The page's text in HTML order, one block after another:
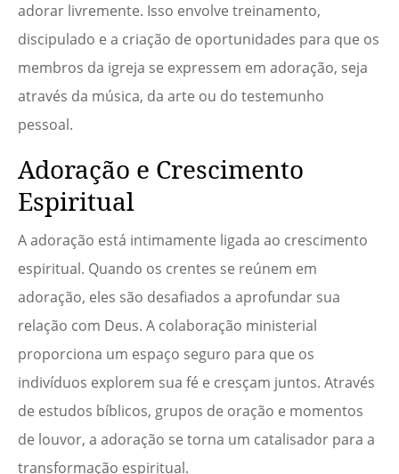
adorar livremente. Isso envolve treinamento,
discipulado e a criação de oportunidades para que os
membros da igreja se expressem em adoração, seja
através da música, da arte ou do testemunho
pessoal.
Adoração e Crescimento
Espiritual
A adoração está intimamente ligada ao crescimento
espiritual. Quando os crentes se reúnem em
adoração, eles são desafiados a aprofundar sua
relação com Deus. A colaboração ministerial
proporciona um espaço seguro para que os
indivíduos explorem sua fé e cresçam juntos. Através
de estudos bíblicos, grupos de oração e momentos
de louvor, a adoração se torna um catalisador para a
transformação espiritual.